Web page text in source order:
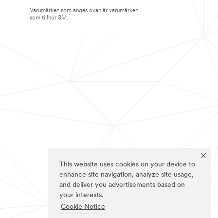
This website uses cookies on your device to
enhance site navigation, analyze site usage,
and deliver you advertisements based on
your interests.
Cookie Notice
Varumärken som anges ovan är varumärken
som tillhör 3M.